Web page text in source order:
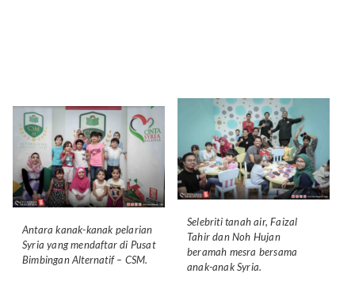
Antara kanak-kanak pelarian
Syria yang mendaftar di Pusat
Bimbingan Alternatif – CSM.
Selebriti tanah air, Faizal
Tahir dan Noh Hujan
beramah mesra bersama
anak-anak Syria.